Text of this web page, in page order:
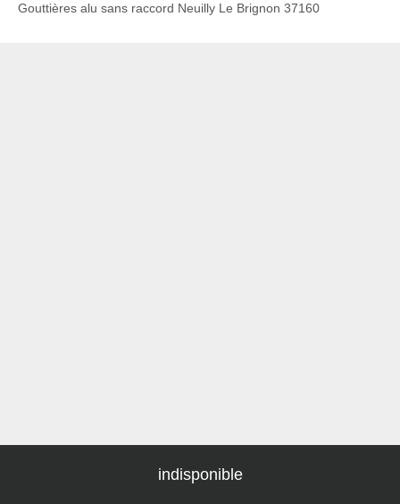
Gouttières alu sans raccord Neuilly Le Brignon 37160
indisponible